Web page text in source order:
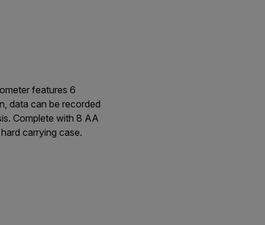
features 6
data can be recorded
Complete with 8 AA
carrying case.